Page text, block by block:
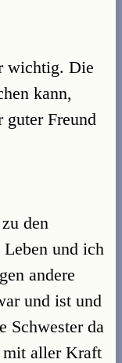
wichtig. Die
kann,
guter Freund
den
und ich
andere
und ist und
Schwester da
mit aller Kraft